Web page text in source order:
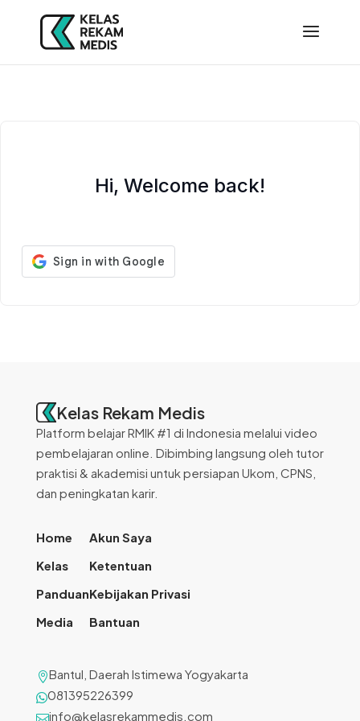
Hi, Welcome back!
Kelas Rekam Medis
Platform belajar RMIK #1 di Indonesia melalui video
pembelajaran online. Dibimbing langsung oleh tutor
praktisi & akademisi untuk persiapan Ukom, CPNS,
dan peningkatan karir.
Home
Kelas
Panduan
Media
Akun Saya
Ketentuan
Kebijakan Privasi
Bantuan
Bantul, Daerah Istimewa Yogyakarta
081395226399
info@kelasrekammedis.com